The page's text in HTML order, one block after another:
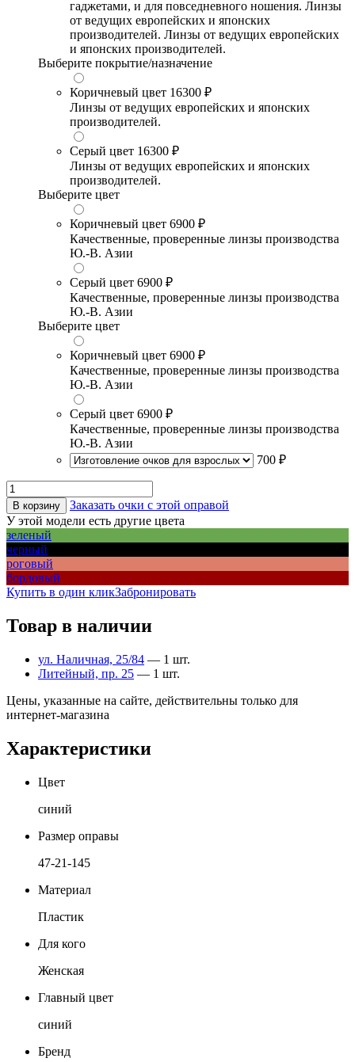
гаджетами, и для повседневного ношения. Линзы
от ведущих европейских и японских
производителей. Линзы от ведущих европейских
и японских производителей.
Выберите покрытие/назначение
Коричневый цвет 16300 ₽
Линзы от ведущих европейских и японских
производителей.
Серый цвет 16300 ₽
Линзы от ведущих европейских и японских
производителей.
Выберите цвет
Коричневый цвет 6900 ₽
Качественные, проверенные линзы производства
Ю.-В. Азии
Серый цвет 6900 ₽
Качественные, проверенные линзы производства
Ю.-В. Азии
Выберите цвет
Коричневый цвет 6900 ₽
Качественные, проверенные линзы производства
Ю.-В. Азии
Серый цвет 6900 ₽
Качественные, проверенные линзы производства
Ю.-В. Азии
700 ₽
В корзину
Заказать очки с этой оправой
У этой модели есть другие цвета
зеленый
черный
роговый
бордовый
Купить в один кликЗабронировать
Товар в наличии
ул. Наличная, 25/84 — 1 шт.
Литейный, пр. 25 — 1 шт.
Цены, указанные на сайте, действительны только для
интернет-магазина
Характеристики
Цвет
синий
Размер оправы
47-21-145
Материал
Пластик
Для кого
Женская
Главный цвет
синий
Бренд